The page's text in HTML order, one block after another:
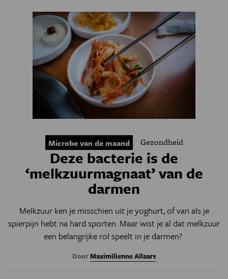
Microbe van de maand Gezondheid
Deze bacterie is de
‘melkzuurmagnaat’ van de
darmen
Melkzuur ken je misschien uit je yoghurt, of van als je
spierpijn hebt na hard sporten. Maar wist je al dat melkzuur
een belangrijke rol speelt in je darmen?
DoorMaximilienne Allaart